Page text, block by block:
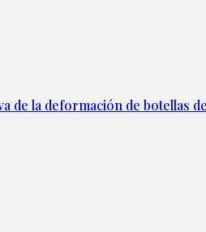
de la deformación de botellas